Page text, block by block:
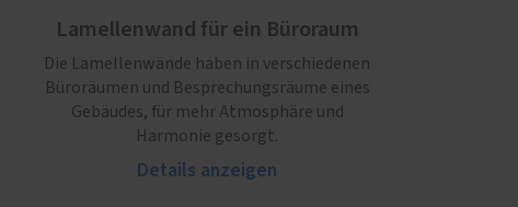
Lamellenwand für ein Büroraum
Die Lamellenwände haben in verschiedenen
Büroräumen und Besprechungsräume eines
Gebäudes, für mehr Atmosphäre und
Harmonie gesorgt.
Details anzeigen